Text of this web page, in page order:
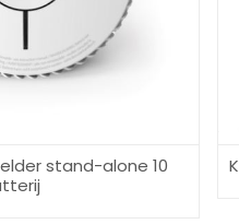
stand-alone 10